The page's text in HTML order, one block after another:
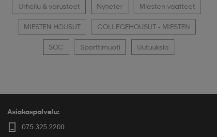
Urheilu & varusteet Nyheter Miesten vaatteet
MIESTEN HOUSUT COLLEGEHOUSUT - MIESTEN
SOC Sporttimuoti Uutuuksia
Asiakaspalvelu:
075 325 2200